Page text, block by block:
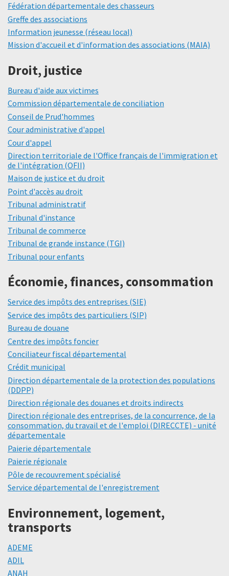
Fédération départementale des chasseurs
Greffe des associations
Information jeunesse (réseau local)
Mission d'accueil et d'information des associations (MAIA)
Droit, justice
Bureau d'aide aux victimes
Commission départementale de conciliation
Conseil de Prud'hommes
Cour administrative d'appel
Cour d'appel
Direction territoriale de l'Office français de l'immigration et
de l'intégration (OFII)
Maison de justice et du droit
Point d'accès au droit
Tribunal administratif
Tribunal d'instance
Tribunal de commerce
Tribunal de grande instance (TGI)
Tribunal pour enfants
Économie, finances, consommation
Service des impôts des entreprises (SIE)
Service des impôts des particuliers (SIP)
Bureau de douane
Centre des impôts foncier
Conciliateur fiscal départemental
Crédit municipal
Direction départementale de la protection des populations
(DDPP)
Direction régionale des douanes et droits indirects
Direction régionale des entreprises, de la concurrence, de la
consommation, du travail et de l'emploi (DIRECCTE) - unité
départementale
Paierie départementale
Paierie régionale
Pôle de recouvrement spécialisé
Service départemental de l'enregistrement
Environnement, logement,
transports
ADEME
ADIL
ANAH